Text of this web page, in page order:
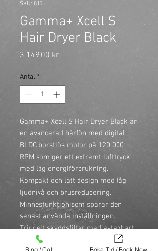
SKU: 815
Gamma+ Xcell S
Hair Dryer Black
3 149,00 krPris
Antal *
Gamma+ Xcell S Hair Dryer Black är
en avancerad hårfön med digital
BLDC borstlös motor på 120 000
RPM som ger ett extremt lufttryck
med låg energiförbrukning.
Kompakt och lätt design med låg
ljudnivå och brusreducering.
Minnesfunktion som sparar den
senast använda inställningen.
Trippelt skyddsfilter med avtagbart
filterlock för enkel rengöring.
Ring / Call Boka Tid / Book Now